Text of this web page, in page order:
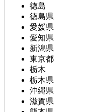
徳島
徳島県
愛媛県
愛知県
新潟県
東京都
栃木
栃木県
沖縄県
滋賀県